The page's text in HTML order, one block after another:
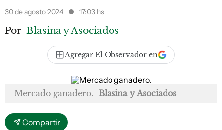
30 de agosto 2024 17:03 hs
Por Blasina y Asociados
Agregar El Observador en
Mercado ganadero. Blasina y Asociados
Compartir